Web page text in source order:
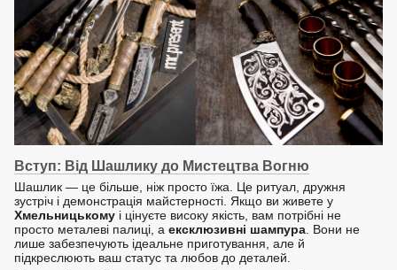
Вступ: Від Шашлику до Мистецтва Вогню
Шашлик — це більше, ніж просто їжа. Це ритуал, дружня
зустріч і демонстрація майстерності. Якщо ви живете у
Хмельницькому і цінуєте високу якість, вам потрібні не
просто металеві палиці, а ексклюзивні шампура. Вони не
лише забезпечують ідеальне приготування, але й
підкреслюють ваш статус та любов до деталей.